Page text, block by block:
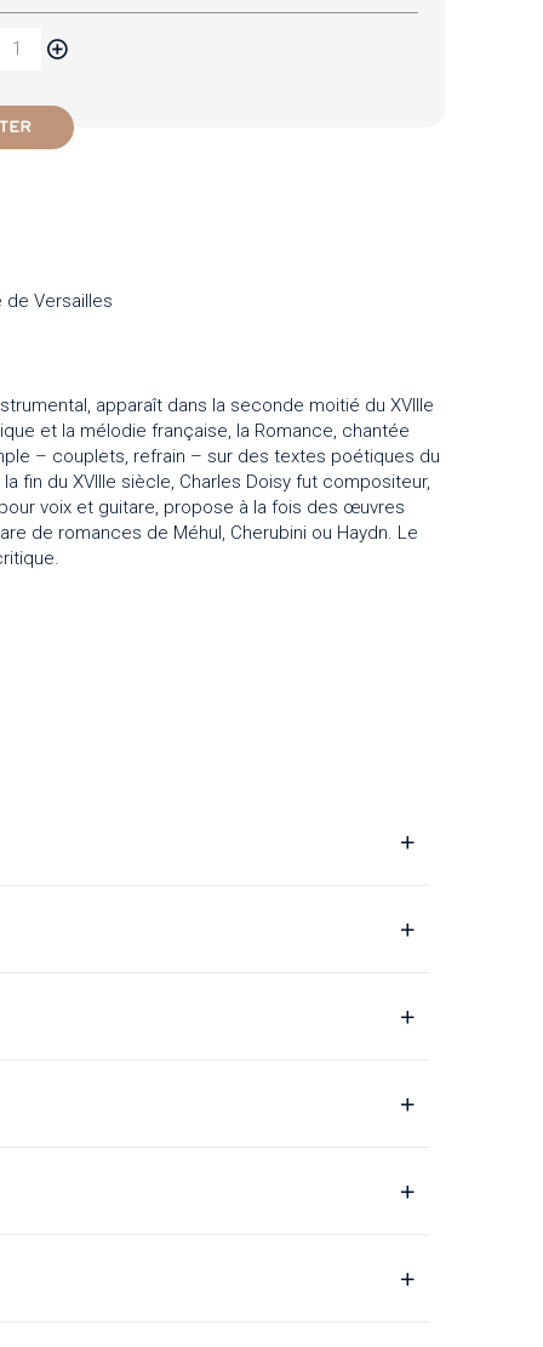
de Versailles
apparaît dans la seconde moitié du XVIIIe
et la mélodie française, la Romance, chantée
– couplets, refrain – sur des textes poétiques du
fin du XVIIIe siècle, Charles Doisy fut compositeur,
voix et guitare, propose à la fois des œuvres
de romances de Méhul, Cherubini ou Haydn. Le